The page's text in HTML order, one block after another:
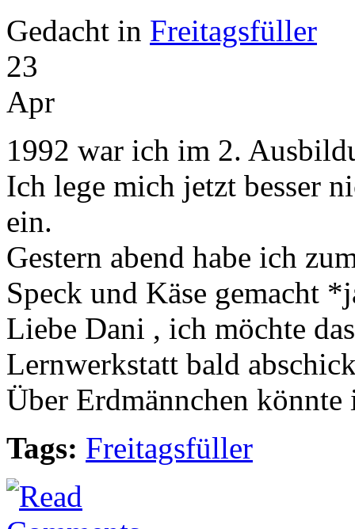
Gedacht in Freitagsfüller
23
Apr
1992 war ich im 2.
Ich lege mich jetzt besser
ein.
Gestern abend habe ich
Speck und Käse gemacht
Liebe Dani , ich möchte
Lernwerkstatt bald
Über Erdmännchen
Tags: Freitagsfüller